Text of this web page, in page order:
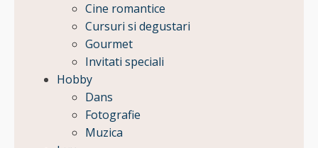
Cine romantice
Cursuri si degustari
Gourmet
Invitati speciali
Hobby
Dans
Fotografie
Muzica